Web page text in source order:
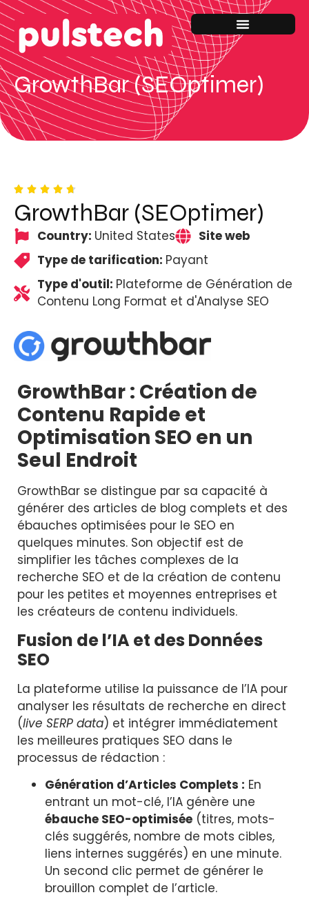
GrowthBar (SEOptimer)
GrowthBar (SEOptimer)
Country: United States
Site web
Type de tarification: Payant
Type d'outil: Plateforme de Génération de
Contenu Long Format et d'Analyse SEO
GrowthBar : Création de
Contenu Rapide et
Optimisation SEO en un
Seul Endroit
GrowthBar se distingue par sa capacité à
générer des articles de blog complets et des
ébauches optimisées pour le SEO en
quelques minutes. Son objectif est de
simplifier les tâches complexes de la
recherche SEO et de la création de contenu
pour les petites et moyennes entreprises et
les créateurs de contenu individuels.
Fusion de l’IA et des Données
SEO
La plateforme utilise la puissance de l’IA pour
analyser les résultats de recherche en direct
(live SERP data) et intégrer immédiatement
les meilleures pratiques SEO dans le
processus de rédaction :
Génération d’Articles Complets : En
entrant un mot-clé, l’IA génère une
ébauche SEO-optimisée (titres, mots-
clés suggérés, nombre de mots cibles,
liens internes suggérés) en une minute.
Un second clic permet de générer le
brouillon complet de l’article.